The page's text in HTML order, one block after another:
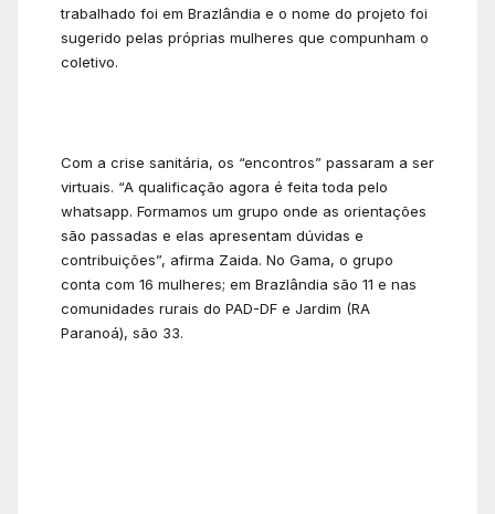
trabalhado foi em Brazlândia e o nome do projeto foi
sugerido pelas próprias mulheres que compunham o
coletivo.
Com a crise sanitária, os “encontros” passaram a ser
virtuais. “A qualificação agora é feita toda pelo
whatsapp. Formamos um grupo onde as orientações
são passadas e elas apresentam dúvidas e
contribuições”, afirma Zaida. No Gama, o grupo
conta com 16 mulheres; em Brazlândia são 11 e nas
comunidades rurais do PAD-DF e Jardim (RA
Paranoá), são 33.